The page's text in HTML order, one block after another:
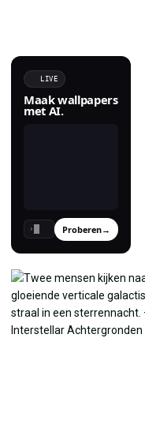
LIVE
Maak wallpapers
met AI.
› Proberen→